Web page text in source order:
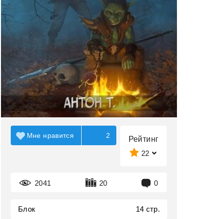
Рейтинг
22
2041 20 0
Мне нравится 2
Блок 14 стр.